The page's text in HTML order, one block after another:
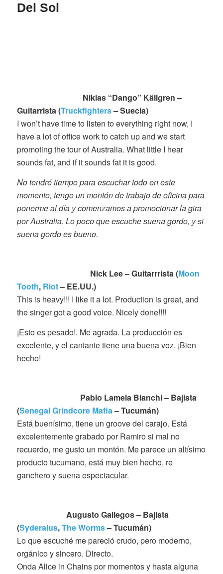
Del Sol
Niklas “Dango” Källgren –
Guitarrista (Truckfighters– Suecia)
I won’t have time to listen to everything right now, I
have a lot of office work to catch up and we start
promoting the tour of Australia. What little I hear
sounds fat, and if it sounds fat it is good.
No tendré tiempo para escuchar todo en este
momento, tengo un montón de trabajo de oficina para
ponerme al día y comenzamos a promocionar la gira
por Australia. Lo poco que escuche suena gordo, y si
suena gordo es bueno.
Nick Lee – Guitarrrista (Moon
Tooth, Riot– EE.UU.)
This is heavy!!! I like it a lot. Production is great, and
the singer got a good voice. Nicely done!!!!
¡Esto es pesado!. Me agrada. La producción es
excelente, y el cantante tiene una buena voz. ¡Bien
hecho!
Pablo Lamela Bianchi – Bajista
(Senegal Grindcore Mafia– Tucumán)
Está buenísimo, tiene un groove del carajo. Está
excelentemente grabado por Ramiro si mal no
recuerdo, me gusto un montón. Me parece un altísimo
producto tucumano, está muy bien hecho, re
ganchero y suena espectacular.
Augusto Gallegos – Bajista
(Syderalus,The Worms– Tucumán)
Lo que escuché me pareció crudo, pero moderno,
orgánico y sincero. Directo.
Onda Alice in Chains por momentos y hasta alguna